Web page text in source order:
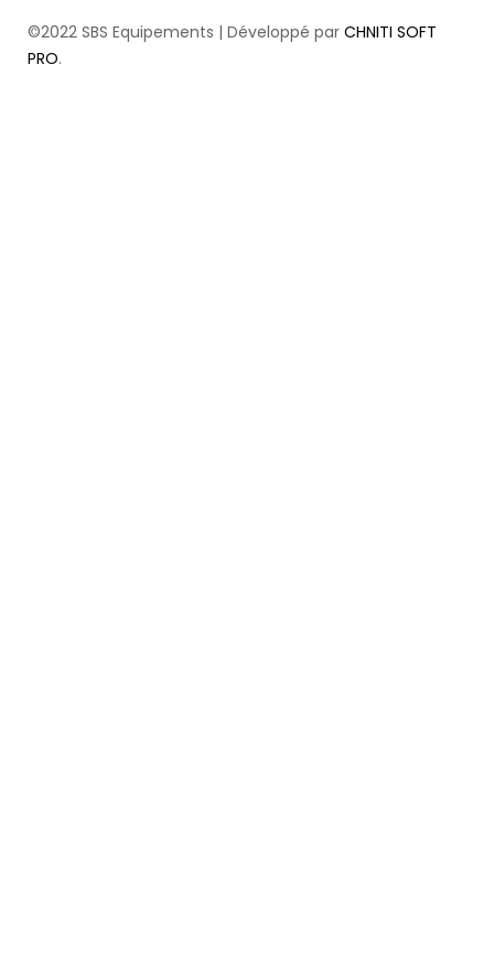
©2022 SBS Equipements | Développé par CHNITI SOFT
PRO.